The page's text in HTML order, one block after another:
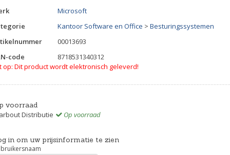
Microsoft
Kantoor Software en Office > Besturingssystemen
00013693
code
8718531340312
op: Dit product wordt elektronisch geleverd!
voorraad
Distributie
Op voorraad
in om uw prijsinformatie te zien